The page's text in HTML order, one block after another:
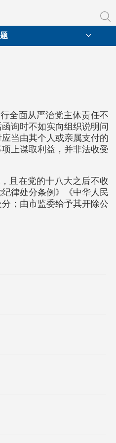
全面从严治党主体责任不
询时不如实向组织说明问
当由其个人或亲属支付的
上谋取利益，并非法收受
且在党的十八大之后不收
律处分条例》《中华人民
；由市监委给予其开除公